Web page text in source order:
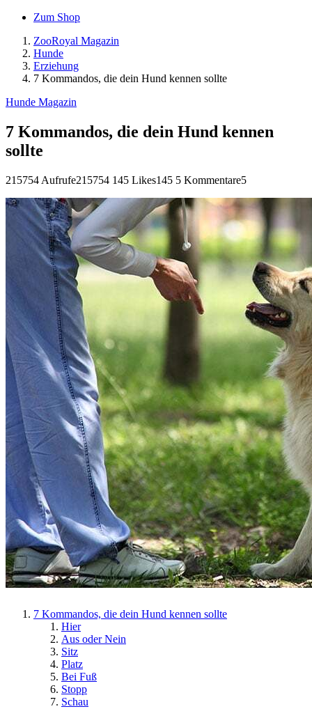
Zum Shop
ZooRoyal Magazin
Hunde
Erziehung
7 Kommandos, die dein Hund kennen sollte
Hunde Magazin
7 Kommandos, die dein Hund kennen
sollte
215754 Aufrufe215754 145 Likes145 5 Kommentare5
7 Kommandos, die dein Hund kennen sollte
Hier
Aus oder Nein
Sitz
Platz
Bei Fuß
Stopp
Schau